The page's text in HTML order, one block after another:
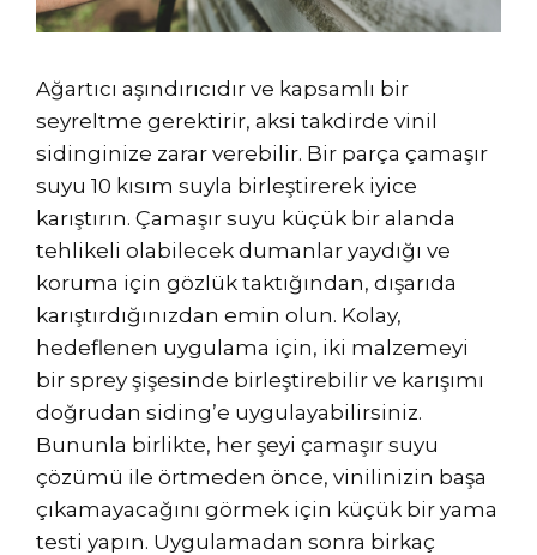
Ağartıcı aşındırıcıdır ve kapsamlı bir
seyreltme gerektirir, aksi takdirde vinil
sidinginize zarar verebilir. Bir parça çamaşır
suyu 10 kısım suyla birleştirerek iyice
karıştırın. Çamaşır suyu küçük bir alanda
tehlikeli olabilecek dumanlar yaydığı ve
koruma için gözlük taktığından, dışarıda
karıştırdığınızdan emin olun. Kolay,
hedeflenen uygulama için, iki malzemeyi
bir sprey şişesinde birleştirebilir ve karışımı
doğrudan siding’e uygulayabilirsiniz.
Bununla birlikte, her şeyi çamaşır suyu
çözümü ile örtmeden önce, vinilinizin başa
çıkamayacağını görmek için küçük bir yama
testi yapın. Uygulamadan sonra birkaç